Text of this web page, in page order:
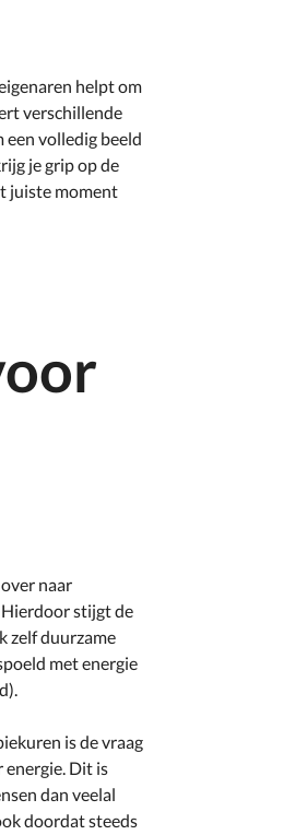
helpt om
verschillende
volledig beeld
je grip op de
juiste moment
naar
Hierdoor stijgt de
zelf duurzame
met energie
is de vraag
energie. Dit is
dan veelal
doordat steeds